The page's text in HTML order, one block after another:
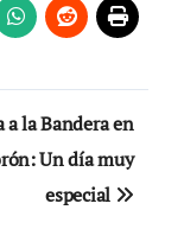
a la Bandera en
Un día muy
especial